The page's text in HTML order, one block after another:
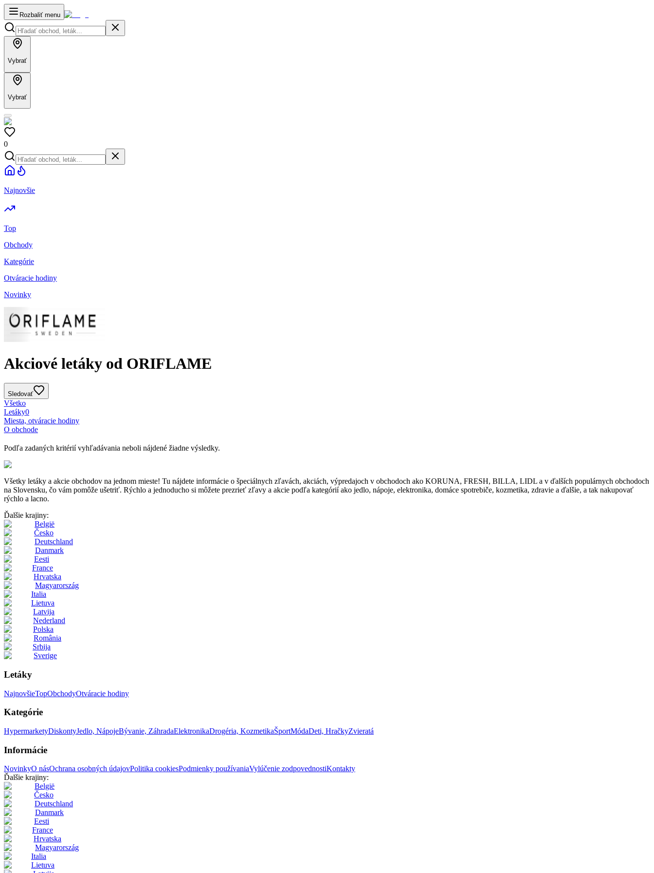
Rozbaliť menu
Vybrať
Vybrať
0
Najnovšie
Top
Obchody
Kategórie
Otváracie hodiny
Novinky
Akciové letáky od ORIFLAME
Sledovať
Všetko
Letáky0
Miesta, otváracie hodiny
O obchode
Podľa zadaných kritérií vyhľadávania neboli nájdené žiadne výsledky.
Všetky letáky a akcie obchodov na jednom mieste! Tu nájdete informácie o špeciálnych zľavách, akciách, výpredajoch v obchodoch ako KORUNA, FRESH, BILLA, LIDL a v ďalších populárnych obchodoch
na Slovensku, čo vám pomôže ušetriť. Rýchlo a jednoducho si môžete prezrieť zľavy a akcie podľa kategórií ako jedlo, nápoje, elektronika, domáce spotrebiče, kozmetika, zdravie a ďalšie, a tak nakupovať
rýchlo a lacno.
Ďalšie krajiny:
België
Česko
Deutschland
Danmark
Eesti
France
Hrvatska
Magyarország
Italia
Lietuva
Latvija
Nederland
Polska
România
Srbija
Sverige
Letáky
NajnovšieTopObchodyOtváracie hodiny
Kategórie
HypermarketyDiskontyJedlo, NápojeBývanie, ZáhradaElektronikaDrogéria, KozmetikaŠportMódaDeti, HračkyZvieratá
Informácie
NovinkyO násOchrana osobných údajovPolitika cookiesPodmienky používaniaVylúčenie zodpovednostiKontakty
Ďalšie krajiny:
België
Česko
Deutschland
Danmark
Eesti
France
Hrvatska
Magyarország
Italia
Lietuva